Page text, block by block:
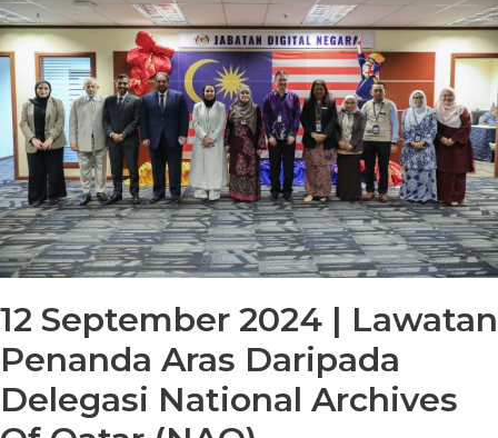
12 September 2024 | Lawatan
Penanda Aras Daripada
Delegasi National Archives